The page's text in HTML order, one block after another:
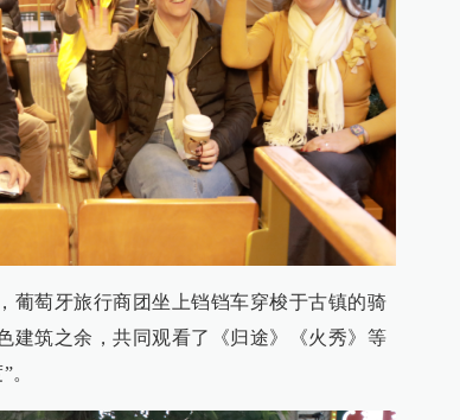
葡萄牙旅行商团坐上铛铛车穿梭于古镇的骑
建筑之余，共同观看了《归途》《火秀》等
。